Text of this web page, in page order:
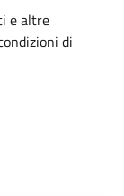
e altre
di